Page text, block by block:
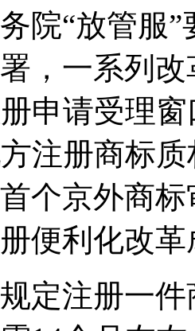
院“放管服
，一系列
申请受理
注册商标
个京外商
便利化改
定注册一